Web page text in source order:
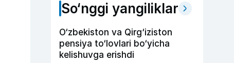
So‘nggi yangiliklar
O‘zbekiston va Qirg‘iziston
pensiya to‘lovlari bo‘yicha
kelishuvga erishdi